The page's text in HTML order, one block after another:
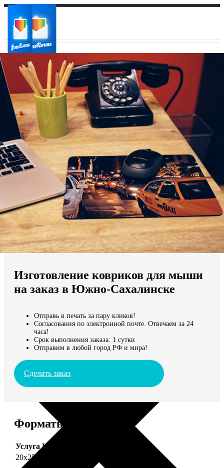
Ваш город:
Ваш регион доставки
Выберите из списка:
Мы доставляем по всему миру
Продолжить без города
Изготовление ковриков для мыши
на заказ в Южно-Сахалинске
Отправь в печать за пару кликов!
Согласования по электронной почте. Отвечаем за 24
часа!
Срок выполнения заказа: 1 сутки
Отправим в любой город РФ и мира!
Сделать заказ
Форматы и цены
Услуга Цена, руб.
20х25